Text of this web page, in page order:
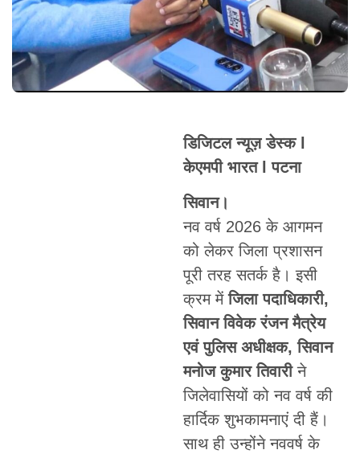
डिजिटल न्यूज़ डेस्क l
केएमपी भारत l पटना
सिवान।
नव वर्ष 2026 के आगमन
को लेकर जिला प्रशासन
पूरी तरह सतर्क है। इसी
क्रम मेंजिला पदाधिकारी,
सिवान विवेक रंजन मैत्रेय
एवं पुलिस अधीक्षक, सिवान
मनोज कुमार तिवारीने
जिलेवासियों को नव वर्ष की
हार्दिक शुभकामनाएं दी हैं।
साथ ही उन्होंने नववर्ष के